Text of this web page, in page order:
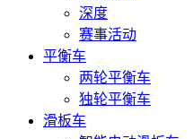
深度
赛事活动
平衡车
两轮平衡车
独轮平衡车
滑板车